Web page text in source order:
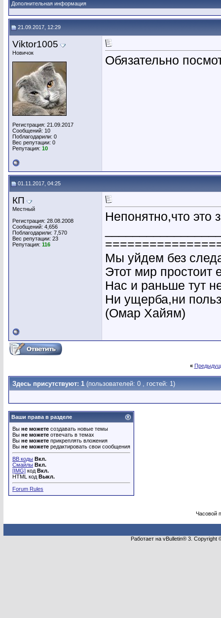
Дополнительная информация
21.09.2017, 12:29
Viktor1005
Новичок
Регистрация: 21.09.2017
Сообщений: 10
Поблагодарили: 0
Вес репутации: 0
Репутация: 10
Обязательно
01.11.2017, 04:25
КП
Местный
Регистрация: 28.08.2008
Сообщений: 4,656
Поблагодарили: 7,570
Вес репутации: 23
Репутация: 116
Непонятно,что это
Мы уйдем без
Этот мир простоит
Нас и раньше тут
Ни ущерба,ни
(Омар Хайям)
«
Здесь присутствуют: 1 (пользователей: 0 , гостей: 1)
Ваши права в разделе
Вы не можете создавать новые темы
Вы не можете отвечать в темах
Вы не можете прикреплять вложения
Вы не можете редактировать свои сообщения
BB коды Вкл.
Смайлы Вкл.
[IMG] код Вкл.
HTML код Выкл.
Forum Rules
Часовой
Работает на vBulletin® 3.